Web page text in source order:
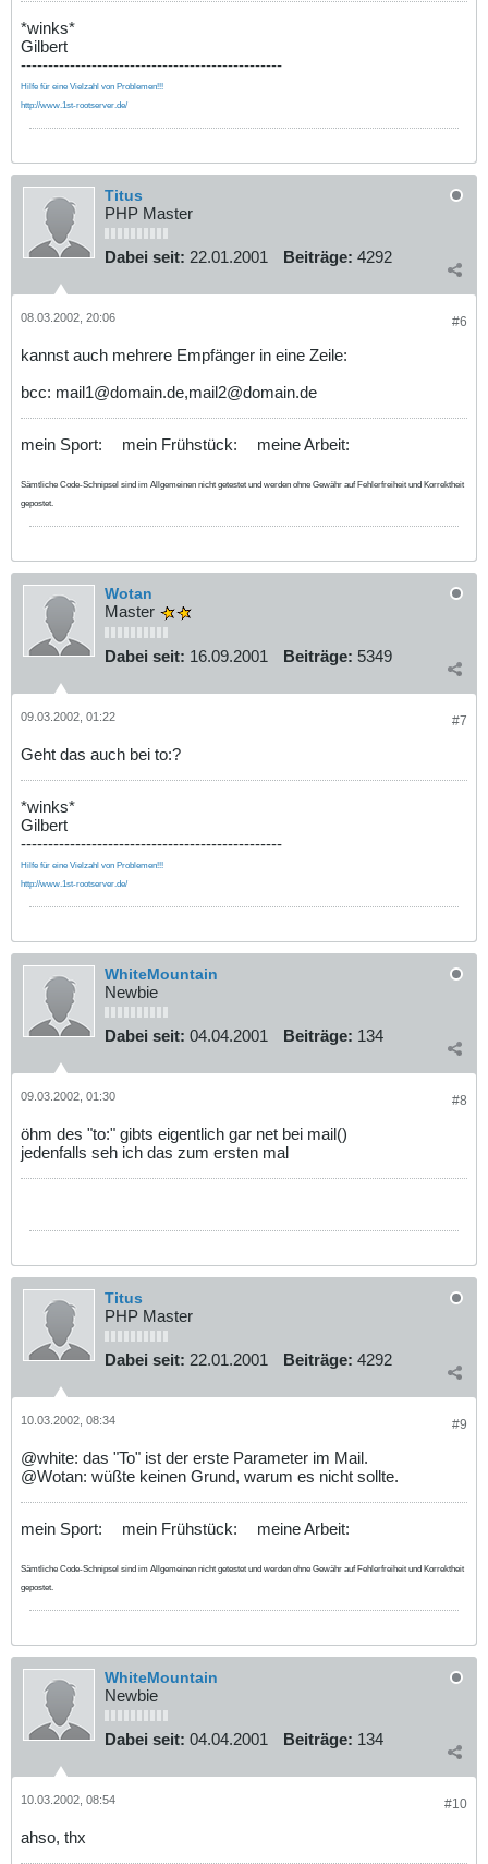
*winks*
Gilbert
------------------------------------------------
Hilfe für eine Vielzahl von Problemen!!!
http://www.1st-rootserver.de/
Titus
PHP Master
Dabei seit: 22.01.2001 Beiträge: 4292
#6
08.03.2002, 20:06
kannst auch mehrere Empfänger in eine Zeile:
bcc: mail1@domain.de,mail2@domain.de
mein Sport: mein Frühstück: meine Arbeit:
Sämtliche Code-Schnipsel sind im Allgemeinen nicht getestet und werden ohne Gewähr auf Fehlerfreiheit und Korrektheit
gepostet.
Wotan
Master
Dabei seit: 16.09.2001 Beiträge: 5349
#7
09.03.2002, 01:22
Geht das auch bei to:?
*winks*
Gilbert
------------------------------------------------
Hilfe für eine Vielzahl von Problemen!!!
http://www.1st-rootserver.de/
WhiteMountain
Newbie
Dabei seit: 04.04.2001 Beiträge: 134
#8
09.03.2002, 01:30
öhm des "to:" gibts eigentlich gar net bei mail()
jedenfalls seh ich das zum ersten mal
Titus
PHP Master
Dabei seit: 22.01.2001 Beiträge: 4292
#9
10.03.2002, 08:34
@white: das "To" ist der erste Parameter im Mail.
@Wotan: wüßte keinen Grund, warum es nicht sollte.
mein Sport: mein Frühstück: meine Arbeit:
Sämtliche Code-Schnipsel sind im Allgemeinen nicht getestet und werden ohne Gewähr auf Fehlerfreiheit und Korrektheit
gepostet.
WhiteMountain
Newbie
Dabei seit: 04.04.2001 Beiträge: 134
#10
10.03.2002, 08:54
ahso, thx